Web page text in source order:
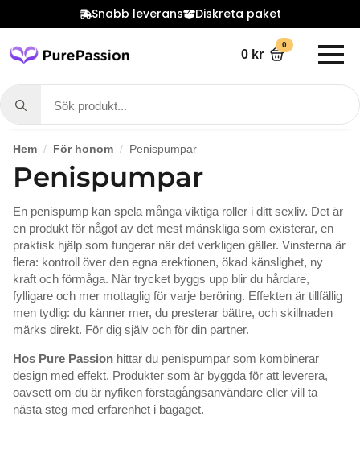
Snabb leverans Diskreta paket
0 kr
0
Search
for:
Hem För honom Penispumpar
Penispumpar
En penispump kan spela många viktiga roller i ditt sexliv. Det är
en produkt för något av det mest mänskliga som existerar, en
praktisk hjälp som fungerar när det verkligen gäller. Vinsterna är
flera: kontroll över den egna erektionen, ökad känslighet, ny
kraft och förmåga. När trycket byggs upp blir du hårdare,
fylligare och mer mottaglig för varje beröring. Effekten är tillfällig
men tydlig: du känner mer, du presterar bättre, och skillnaden
märks direkt. För dig själv och för din partner.
Hos Pure Passion hittar du penispumpar som kombinerar
design med effekt. Produkter som är byggda för att leverera,
oavsett om du är nyfiken förstagångsanvändare eller vill ta
nästa steg med erfarenhet i bagaget.